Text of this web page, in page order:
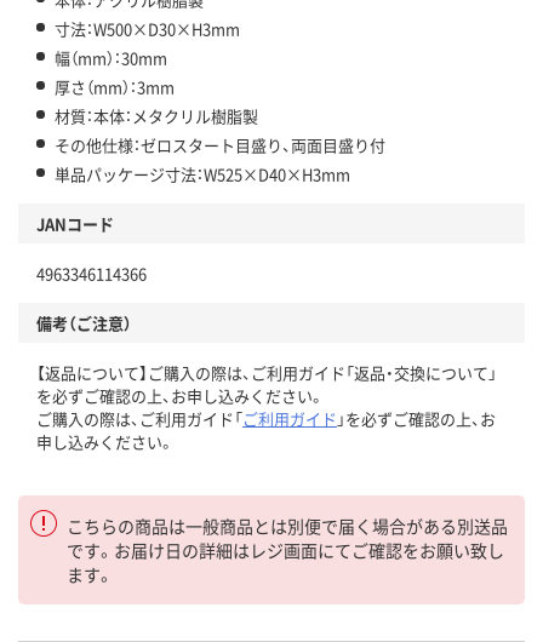
寸法：W500×D30×H3mm
幅（mm）：30mm
厚さ（mm）：3mm
材質：本体：メタクリル樹脂製
その他仕様：ゼロスタート目盛り、両面目盛り付
単品パッケージ寸法：W525×D40×H3mm
JANコード
4963346114366
備考（ご注意）
【返品について】ご購入の際は、ご利用ガイド「返品・交換について」
を必ずご確認の上、お申し込みください。
ご購入の際は、ご利用ガイド「ご利用ガイド 」を必ずご確認の上、お
申し込みください。
こちらの商品は一般商品とは別便で届く場合がある別送品
です。お届け日の詳細はレジ画面にてご確認をお願い致し
ます。